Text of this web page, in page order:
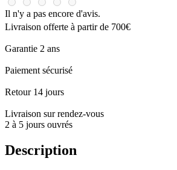
Il n'y a pas encore d'avis.
Livraison offerte à partir de 700€
Garantie 2 ans
Paiement sécurisé
Retour 14 jours
Livraison sur rendez-vous
2 à 5 jours ouvrés
Description